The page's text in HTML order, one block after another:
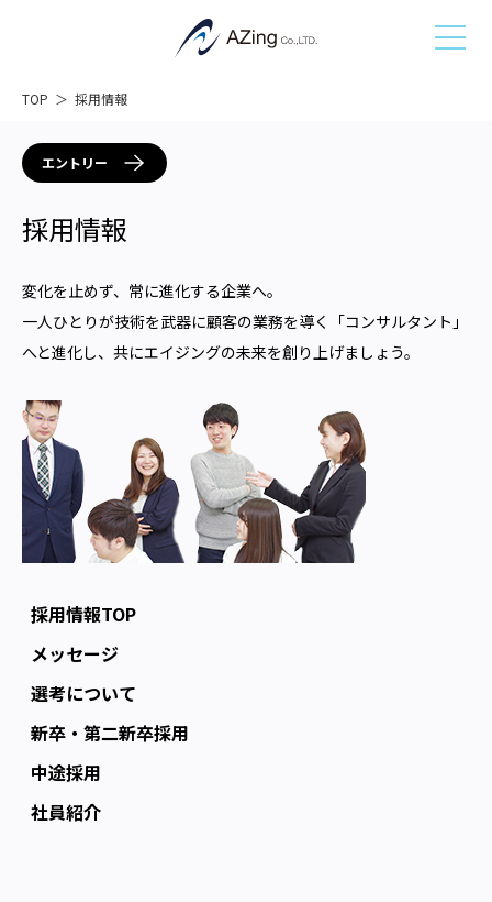
TOP 採用情報
エントリー
採用情報
変化を止めず、常に進化する企業へ。
一人ひとりが技術を武器に顧客の業務を導く「コンサルタント」
へと進化し、共にエイジングの未来を創り上げましょう。
採用情報TOP
メッセージ
選考について
新卒・第二新卒採用
中途採用
社員紹介